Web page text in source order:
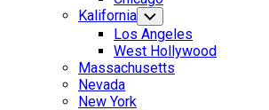
Menu
Kalifornia Toggle
Child
Menu
Los Angeles
West Hollywood
Massachusetts
Nevada
New York